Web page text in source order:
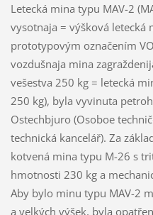
Letecká mina typu MAV-2
vysotnaja = výšková letecká
prototypovým označením
vozdušnaja mina
vešestva 250 kg = letecká
250 kg), byla vyvinuta
Ostechbjuro (Osoboe
technická kancelář). Za
kotvená mina typu M-26 s
hmotnosti 230 kg a
Aby bylo minu typu MAV-2
a velkých výšek, byla